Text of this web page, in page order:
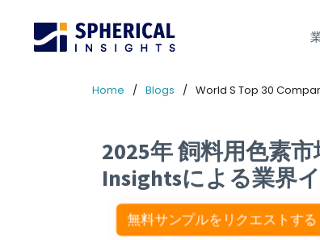
Home Blogs World S Top 30
2025年 飼料用色素
Insightsによる業界
無料サンプルをリクエストする